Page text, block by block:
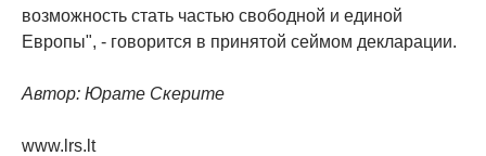
возможность стать частью свободной и единой
Европы", - говорится в принятой сеймом декларации.
Автор: Юрате Скерите
www.lrs.lt